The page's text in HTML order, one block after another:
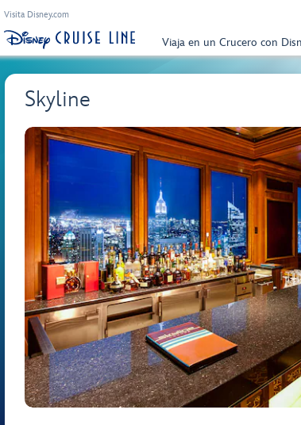
Visita Disney.com
Viaja en un Crucero con
Skyline